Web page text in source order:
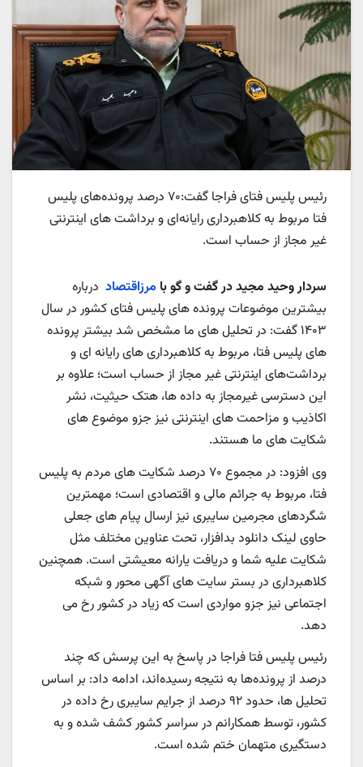
رئیس پلیس فتای فراجا گفت:۷۰ درصد پرونده‌های پلیس
فتا مربوط به کلاهبرداری رایانه‌ای و برداشت های اینترنتی
غیر مجاز از حساب است.
سردار وحید مجید در گفت و گو با مرزاقتصاد درباره
بیشترین موضوعات پرونده های پلیس فتای کشور در سال
۱۴۰۳ گفت: در تحلیل های ما مشخص شد بیشتر پرونده
های پلیس فتا، مربوط به کلاهبرداری های رایانه ای و
برداشت‌های اینترنتی غیر مجاز از حساب است؛ علاوه بر
این دسترسی غیرمجاز به داده ها، هتک حیثیت، نشر
اکاذیب و مزاحمت های اینترنتی نیز جزو موضوع های
شکایت های ما هستند.
وی افزود: در مجموع ۷۰ درصد شکایت های مردم به پلیس
فتا، مربوط به جرائم مالی و اقتصادی است؛ مهمترین
شگردهای مجرمین سایبری نیز ارسال پیام های جعلی
حاوی لینک دانلود بدافزار، تحت عناوین مختلف مثل
شکایت علیه شما و دریافت یارانه معیشتی است. همچنین
کلاهبرداری در بستر سایت های آگهی محور و شبکه
اجتماعی نیز جزو مواردی است که زیاد در کشور رخ می
دهد.
رئیس پلیس فتا فراجا در پاسخ به این پرسش که چند
درصد از پرونده‌ها به نتیجه رسیده‌اند، ادامه داد: بر اساس
تحلیل ها، حدود ۹۲ درصد از جرایم سایبری رخ داده در
کشور، توسط همکارانم در سراسر کشور کشف شده و به
دستگیری متهمان ختم شده است.